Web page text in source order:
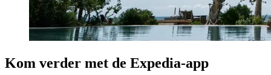
Kom verder met de Expedia-app